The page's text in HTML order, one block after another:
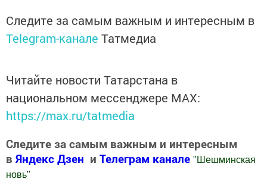
Следите за самым важным и интересным в
Telegram-канале Татмедиа
Читайте новости Татарстана в
национальном мессенджере MАХ:
https://max.ru/tatmedia
Следите за самым важным и интересным
в Яндекс Дзен и Телеграм канале " Шешминская
новь"